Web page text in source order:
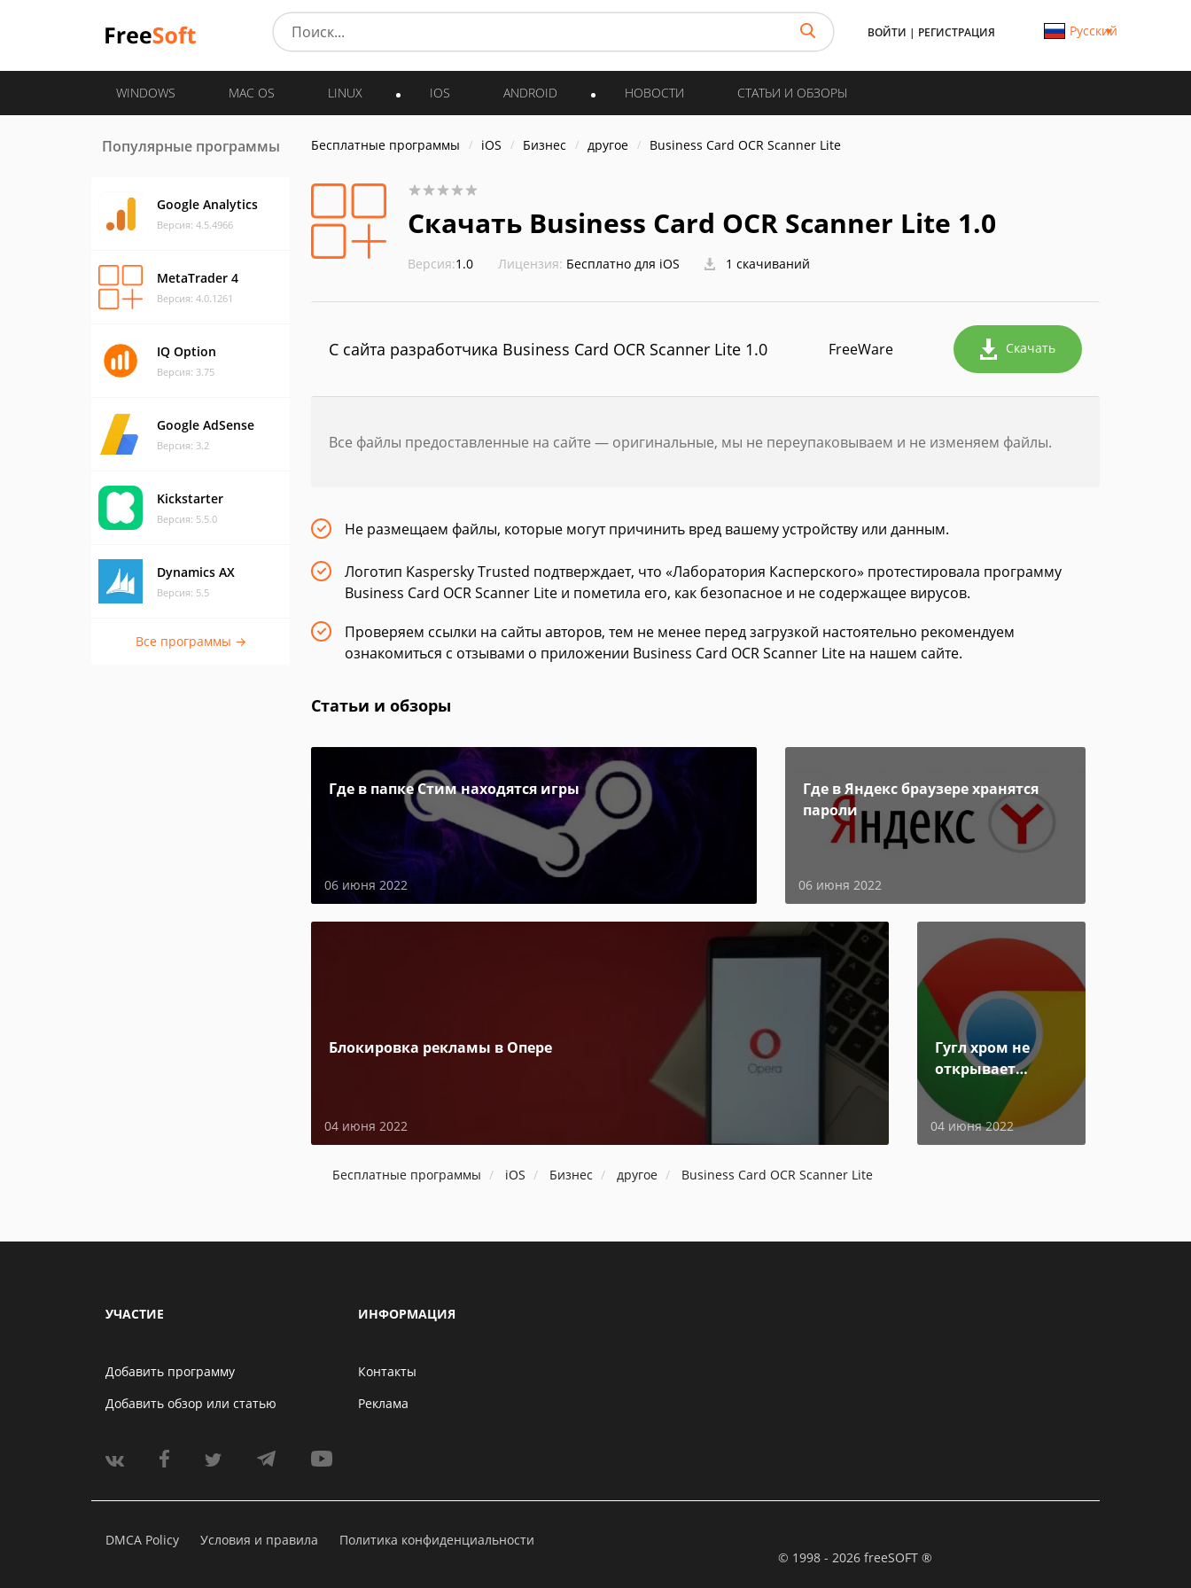
ВОЙТИ | РЕГИСТРАЦИЯ Русский
WINDOWS MAC OS LINUX IOS ANDROID НОВОСТИ СТАТЬИ И ОБЗОРЫ
Популярные программы
Google Analytics
Версия: 4.5.4966
MetaTrader 4
Версия: 4.0.1261
IQ Option
Версия: 3.75
Google AdSense
Версия: 3.2
Kickstarter
Версия: 5.5.0
Dynamics AX
Версия: 5.5
Все программы →
Бесплатные программы iOS Бизнес другое Business Card OCR Scanner Lite
Скачать Business Card OCR Scanner Lite 1.0
Версия:1.0 Лицензия: Бесплатно для iOS 1 скачиваний
С сайта разработчика Business Card OCR Scanner Lite 1.0 FreeWare Скачать
Все файлы предоставленные на сайте — оригинальные, мы не переупаковываем и не изменяем файлы.
Не размещаем файлы, которые могут причинить вред вашему устройству или данным.
Логотип Kaspersky Trusted подтверждает, что «Лаборатория Касперского» протестировала программу
Business Card OCR Scanner Lite и пометила его, как безопасное и не содержащее вирусов.
Проверяем ссылки на сайты авторов, тем не менее перед загрузкой настоятельно рекомендуем
ознакомиться с отзывами о приложении Business Card OCR Scanner Lite на нашем сайте.
Статьи и обзоры
Где в папке Стим находятся игры
06 июня 2022
Где в Яндекс браузере хранятся
пароли
06 июня 2022
Блокировка рекламы в Опере
04 июня 2022
Гугл хром не
открывает
04 июня 2022
Бесплатные программы iOS Бизнес другое Business Card OCR Scanner Lite
УЧАСТИЕ
Добавить программу
Добавить обзор или статью
ИНФОРМАЦИЯ
Контакты
Реклама
DMCA Policy Условия и правила
Политика конфиденциальности
© 1998 - 2026 freeSOFT ®